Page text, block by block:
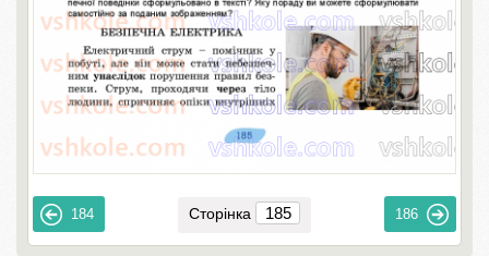
184 Сторінка 186